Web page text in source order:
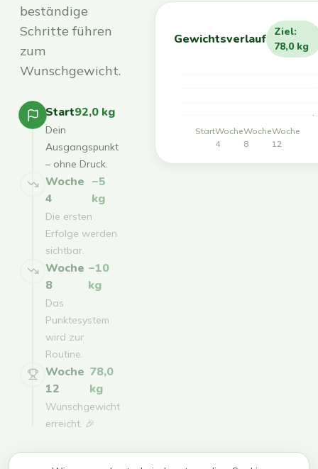
beständige
Schritte führen
zum
Wunschgewicht.
Start92,0 kg
Dein
Ausgangspunkt
– ohne Druck.
Woche
4
−5
kg
Die ersten
Erfolge werden
sichtbar.
Woche
8
−10
kg
Das
Punktesystem
wird zur
Routine.
Woche
12
78,0
kg
Wunschgewicht
erreicht. 🎉
Gewichtsverlauf
Ziel:
78,0 kg
StartWoche
4
Woche
8
Woche
12